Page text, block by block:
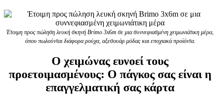
Έτοιμη προς πώληση λευκή σκηνή Brimo 3x6m σε μια συννεφιασμένη χειμωνιάτικη μέρα,
όπου πωλούνται διάφορα ρούχα, αξεσουάρ μόδας και εποχιακά προϊόντα.
Ο χειμώνας ευνοεί τους
προετοιμασμένους: Ο πάγκος σας είναι η
επαγγελματική σας κάρτα